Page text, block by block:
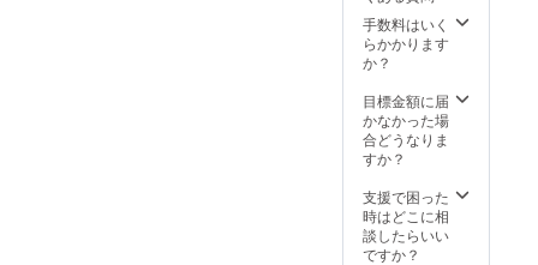
手数料はいく
らかかります
か？
目標金額に届
かなかった場
合どうなりま
すか？
支援で困った
時はどこに相
談したらいい
ですか？